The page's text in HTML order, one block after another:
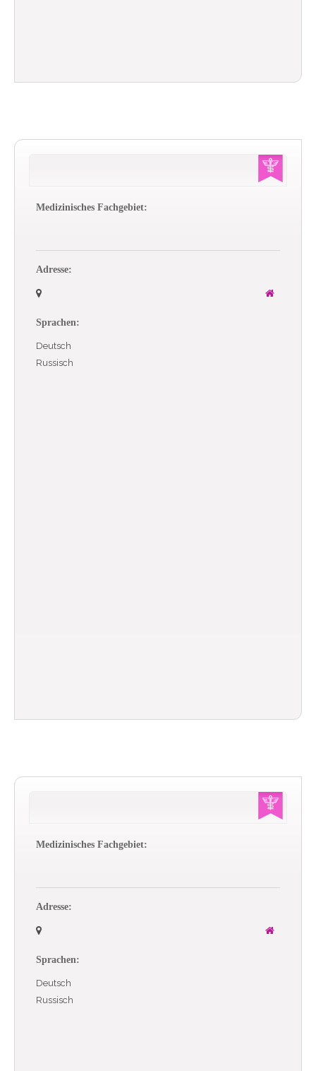
Medizinisches Fachgebiet:
Adresse:
Sprachen:
Deutsch
Russisch
Medizinisches Fachgebiet:
Adresse:
Sprachen:
Deutsch
Russisch